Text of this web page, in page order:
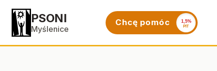
PSONI
Myślenice
Chcę pomóc 1,5%
PIT